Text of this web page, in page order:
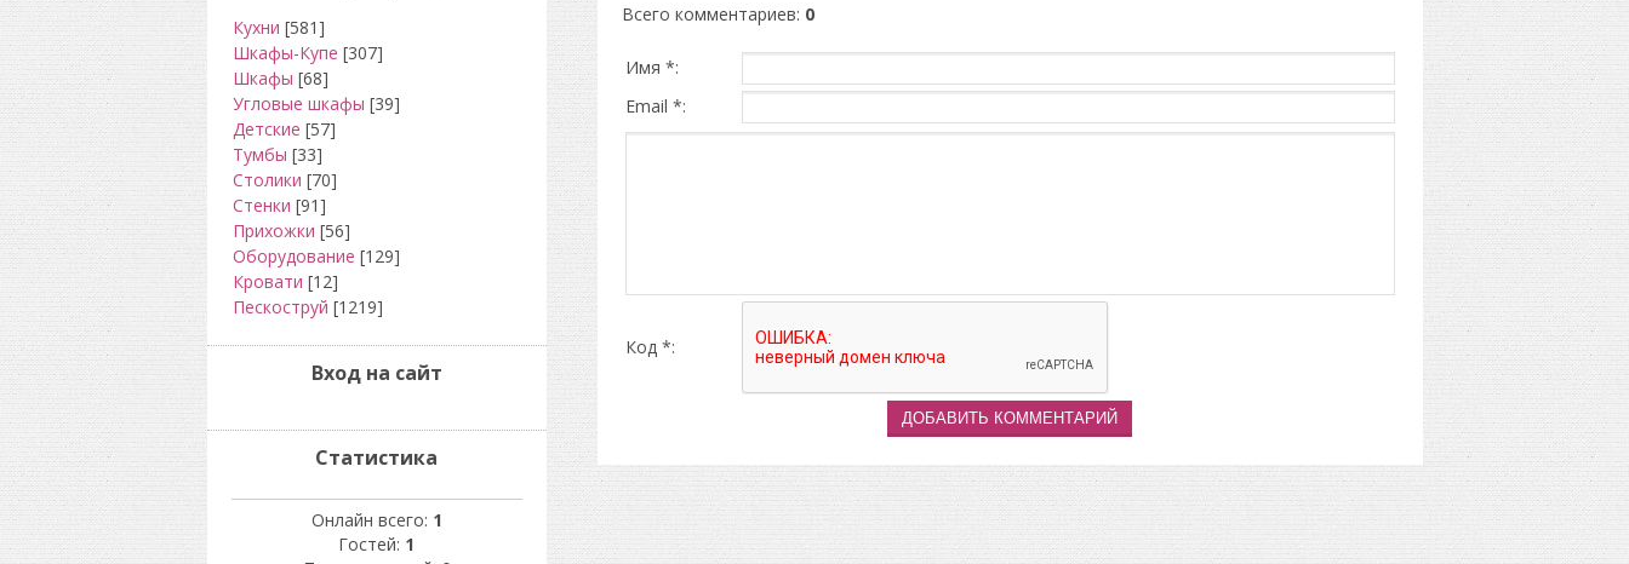
Всего комментариев: 0
Имя *:
Email *:
Код *:
Кухни [581]
Шкафы-Купе [307]
Шкафы [68]
Угловые шкафы [39]
Детские [57]
Тумбы [33]
Столики [70]
Стенки [91]
Прихожки [56]
Оборудование [129]
Кровати [12]
Пескоструй [1219]
Вход на сайт
Статистика
Онлайн всего: 1
Гостей: 1